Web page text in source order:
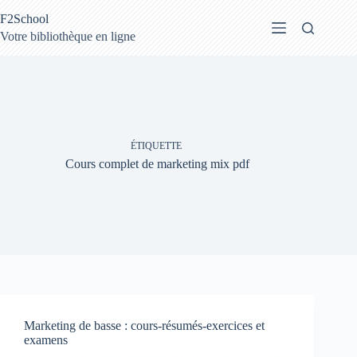
au
contenu
F2School
Votre bibliothèque en ligne
ÉTIQUETTE
Cours complet de marketing mix pdf
Marketing de basse : cours-résumés-exercices et
examens